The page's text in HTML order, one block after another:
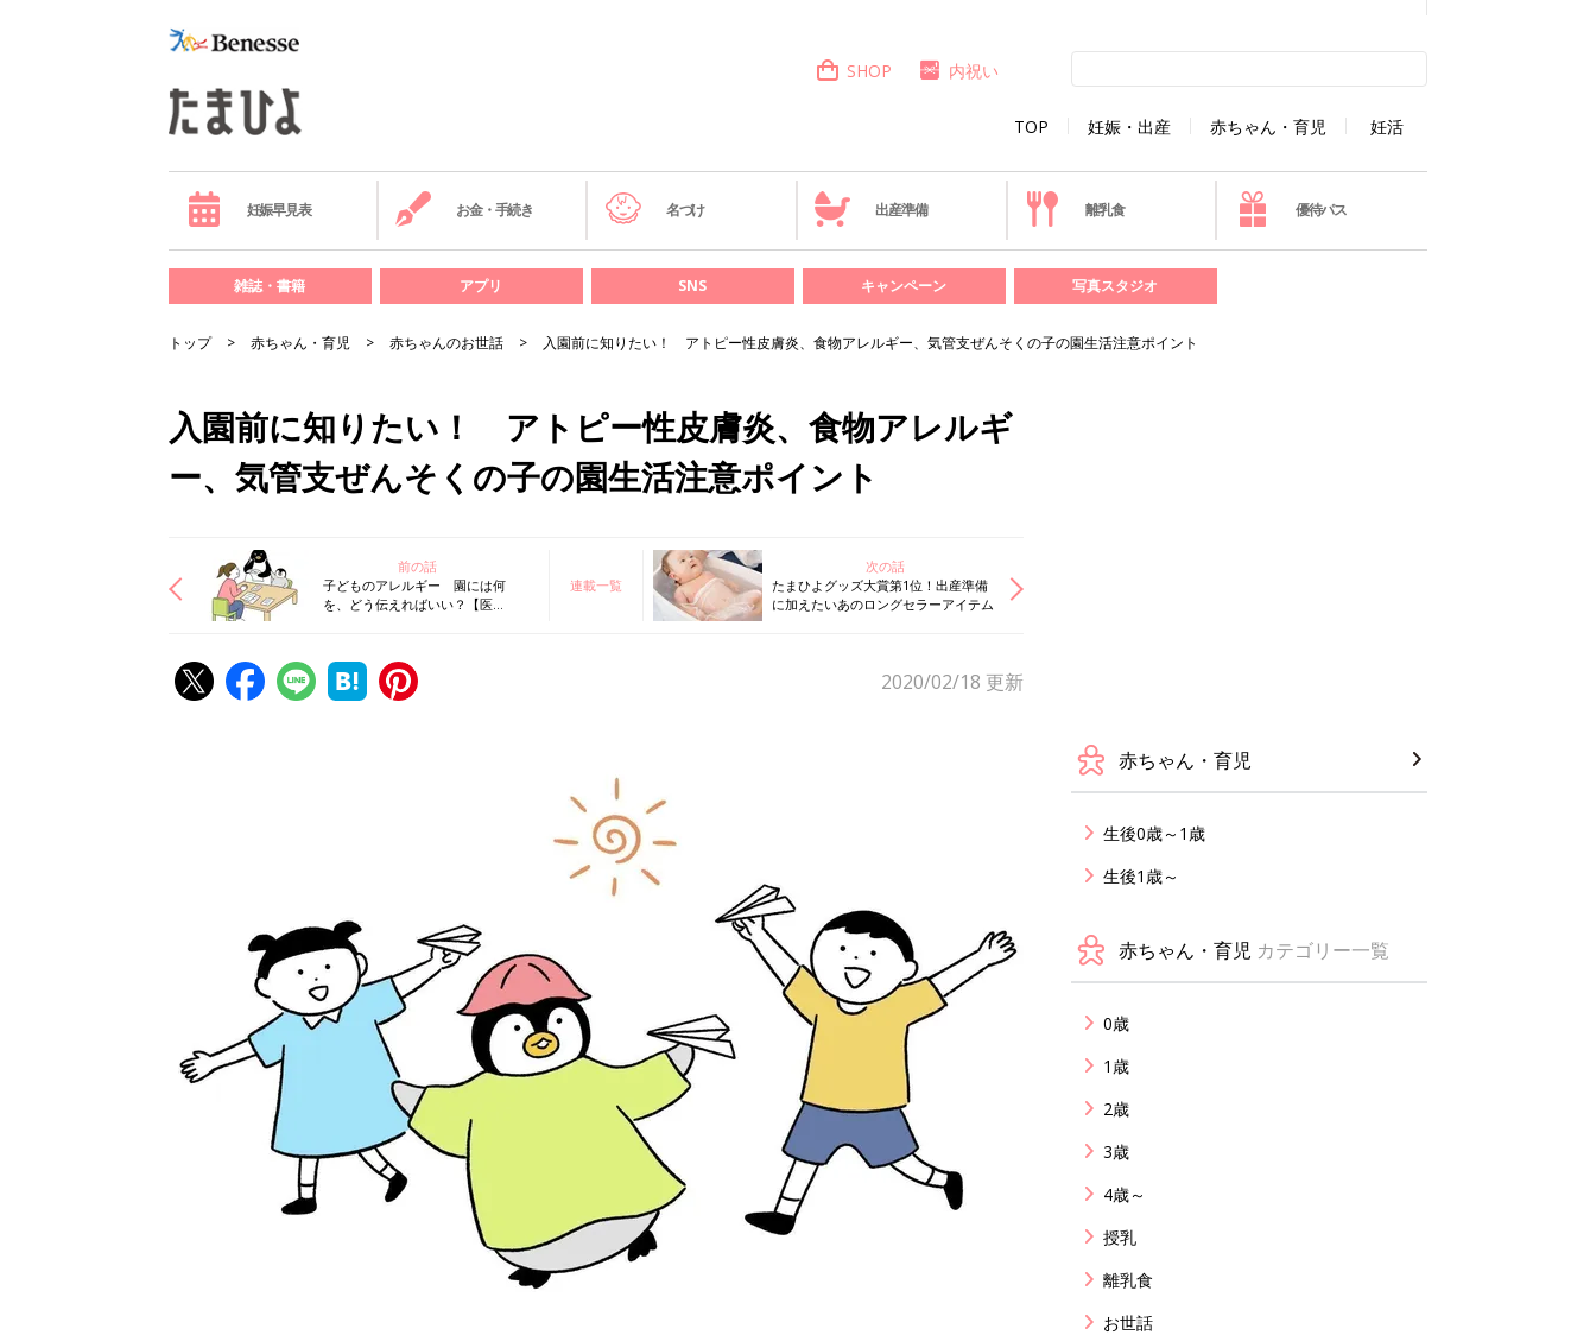
TOP 妊娠・出産 赤ちゃん・育児 妊活
SHOP 内祝い
妊娠早見表 お金・手続き 名づけ 出産準備 離乳食 優待パス
雑誌・書籍 アプリ SNS キャンペーン 写真スタジオ
トップ 赤ちゃん・育児 赤ちゃんのお世話 入園前に知りたい！ アトピー性皮膚炎、食物アレルギー、気管支ぜんそくの子の園生活注意ポイント
入園前に知りたい！ アトピー性皮膚炎、食物アレルギ
ー、気管支ぜんそくの子の園生活注意ポイント
前の話
子どものアレルギー 園には何
を、どう伝えればいい？【医師
連載一覧
次の話
たまひよグッズ大賞第1位！出産準備
に加えたいあのロングセラーアイテム
2020/02/18 更新
赤ちゃん・育児
生後0歳～1歳
生後1歳～
赤ちゃん・育児 カテゴリー一覧
0歳
1歳
2歳
3歳
4歳～
授乳
離乳食
お世話